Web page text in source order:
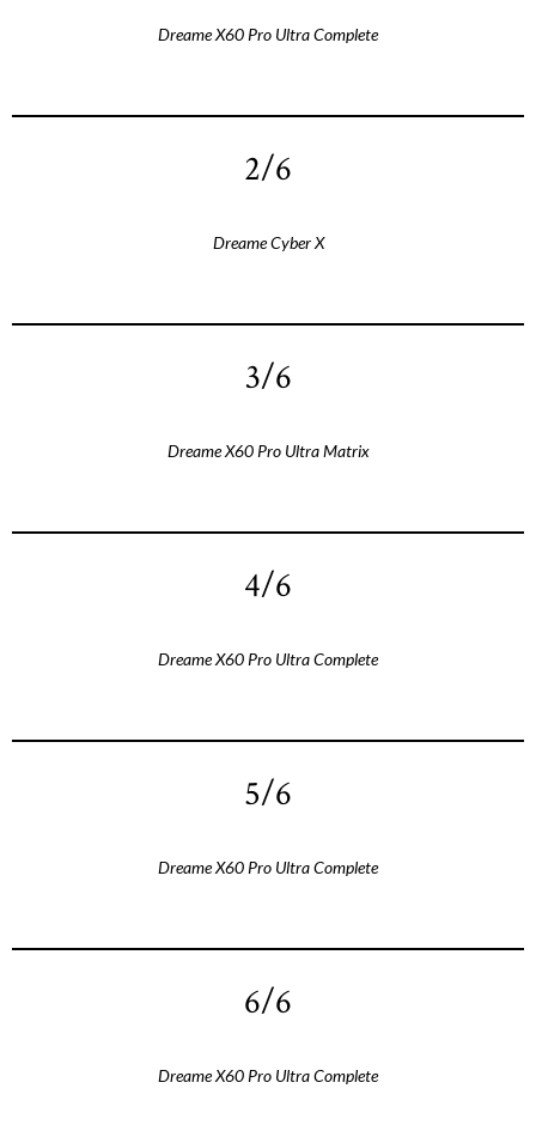
Dreame X60 Pro Ultra Complete
2/6
Dreame Cyber X
3/6
Dreame X60 Pro Ultra Matrix
4/6
Dreame X60 Pro Ultra Complete
5/6
Dreame X60 Pro Ultra Complete
6/6
Dreame X60 Pro Ultra Complete